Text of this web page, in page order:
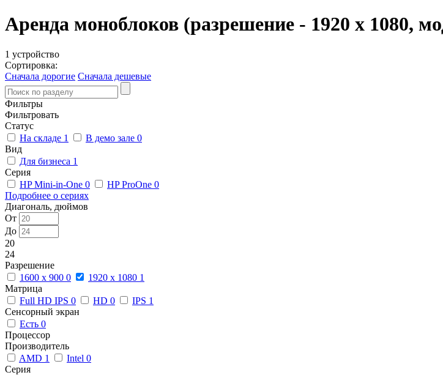
Аренда моноблоков (разрешение - 1920 x 1080,
1 устройство
Сортировка:
Сначала дорогие Сначала дешевые
Фильтры
Фильтровать
Статус
На складе 1 В демо зале 0
Вид
Для бизнеса 1
Серия
HP Mini-in-One 0 HP ProOne 0
Подробнее о сериях
Диагональ, дюймов
От
До
20
24
Разрешение
1600 x 900 0 1920 x 1080 1
Матрица
Full HD IPS 0 HD 0 IPS 1
Сенсорный экран
Есть 0
Процессор
Производитель
AMD 1 Intel 0
Серия